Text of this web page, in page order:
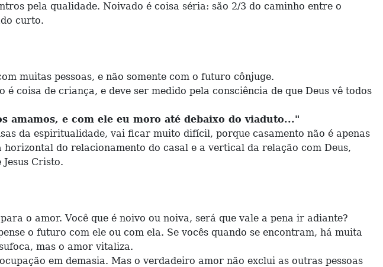
pela qualidade. Noivado é coisa séria: são 2/3 do caminho entre o
curto.
muitas pessoas, e não somente com o futuro cônjuge.
de criança, e deve ser medido pela consciência de que Deus vê todos
amamos, e com ele eu moro até debaixo do viaduto..."
da espiritualidade, vai ficar muito difícil, porque casamento não é apenas
do relacionamento do casal e a vertical da relação com Deus,
Cristo.
o amor. Você que é noivo ou noiva, será que vale a pena ir adiante?
o futuro com ele ou com ela. Se vocês quando se encontram, há muita
mas o amor vitaliza.
em demasia. Mas o verdadeiro amor não exclui as outras pessoas